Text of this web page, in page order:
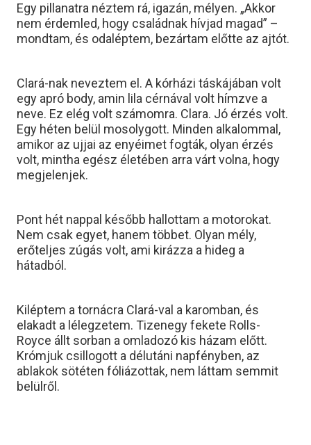
Egy pillanatra néztem rá, igazán, mélyen. „Akkor
nem érdemled, hogy családnak hívjad magad” –
mondtam, és odaléptem, bezártam előtte az ajtót.
Clará-nak neveztem el. A kórházi táskájában volt
egy apró body, amin lila cérnával volt hímzve a
neve. Ez elég volt számomra. Clara. Jó érzés volt.
Egy héten belül mosolygott. Minden alkalommal,
amikor az ujjai az enyéimet fogták, olyan érzés
volt, mintha egész életében arra várt volna, hogy
megjelenjek.
Pont hét nappal később hallottam a motorokat.
Nem csak egyet, hanem többet. Olyan mély,
erőteljes zúgás volt, ami kirázza a hideg a
hátadból.
Kiléptem a tornácra Clará-val a karomban, és
elakadt a lélegzetem. Tizenegy fekete Rolls-
Royce állt sorban a omladozó kis házam előtt.
Krómjuk csillogott a délutáni napfényben, az
ablakok sötéten fóliázottak, nem láttam semmit
belülről.